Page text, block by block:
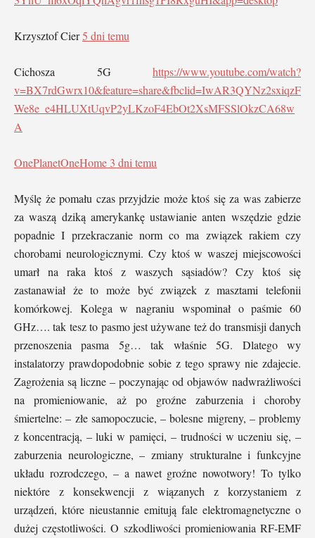
Krzysztof Cier5 dni temu
Cichosza 5G https://www.youtube.com/watch?
v=BX7rdGwrx10&feature=share&fbclid=IwAR3QYNz2sxiqzF
We8e_e4HLUXtUqvP2yLKzoF4EbOt2XsMFSSlOkzCA68w
A
OnePlanetOneHome 3 dni temu
Myślę że pomału czas przyjdzie może ktoś się za was zabierze
za waszą dziką amerykankę ustawianie anten wszędzie gdzie
popadnie I przekraczanie norm co ma związek rakiem czy
chorobami neurologicznymi. Czy ktoś w waszej miejscowości
umarł na raka ktoś z waszych sąsiadów? Czy ktoś się
zastanawiał że to może być związek z masztami telefonii
komórkowej. Kolega w nagraniu wspominał o paśmie 60
GHz…. tak tesz to pasmo jest używane też do transmisji danych
przenoszenia pasma 5g… tak właśnie 5G. Dlatego wy
instalatorzy prawdopodobnie sobie z tego sprawy nie zdajecie.
Zagrożenia są liczne – poczynając od objawów nadwrażliwości
na promieniowanie, aż po groźne zaburzenia i choroby
śmiertelne: – złe samopoczucie, – bolesne migreny, – problemy
z koncentracją, – luki w pamięci, – trudności w uczeniu się, –
zaburzenia neurologiczne, – zmiany strukturalne i funkcyjne
układu rozrodczego, – a nawet groźne nowotwory! To tylko
niektóre z konsekwencji z wiązanych z korzystaniem z
urządzeń, które nieustannie emitują fale elektromagnetyczne o
dużej częstotliwości. O szkodliwości promieniowania RF-EMF